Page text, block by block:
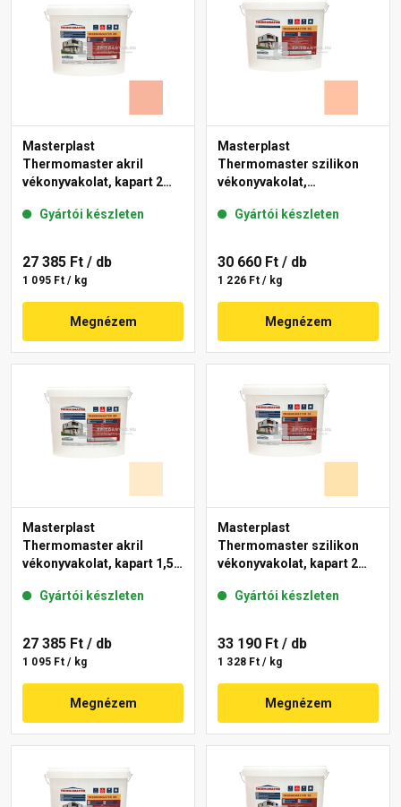
Masterplast
Thermomaster akril
vékonyvakolat, kapart 2
Gyártói készleten
27 385 Ft / db
1 095 Ft / kg
Megnézem
Masterplast
Thermomaster szilikon
vékonyvakolat,
15-D 25 kg
Gyártói készleten
30 660 Ft / db
1 226 Ft / kg
Megnézem
Masterplast
Thermomaster akril
vékonyvakolat, kapart 1,5
Gyártói készleten
27 385 Ft / db
1 095 Ft / kg
Megnézem
Masterplast
Thermomaster szilikon
vékonyvakolat, kapart 2
Gyártói készleten
33 190 Ft / db
1 328 Ft / kg
Megnézem